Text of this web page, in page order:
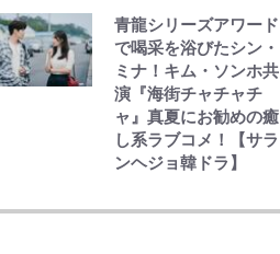
青龍シリーズアワード
で喝采を浴びたシン・
ミナ！キム・ソンホ共
演『海街チャチャチ
ャ』真夏にお勧めの癒
し系ラブコメ！【サラ
ンヘジョ韓ドラ】